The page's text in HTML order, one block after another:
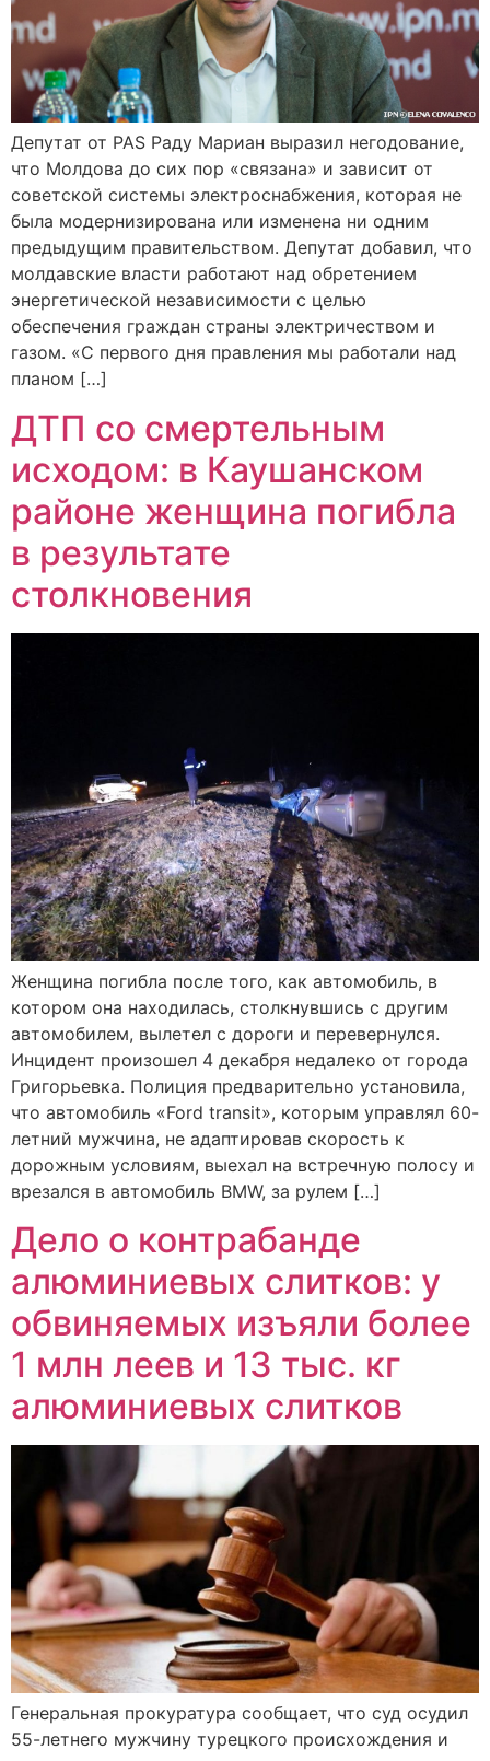
Депутат от PAS Раду Мариан выразил негодование,
что Молдова до сих пор «связана» и зависит от
советской системы электроснабжения, которая не
была модернизирована или изменена ни одним
предыдущим правительством. Депутат добавил, что
молдавские власти работают над обретением
энергетической независимости с целью
обеспечения граждан страны электричеством и
газом. «С первого дня правления мы работали над
планом […]
ДТП со смертельным
исходом: в Каушанском
районе женщина погибла
в результате
столкновения
Женщина погибла после того, как автомобиль, в
котором она находилась, столкнувшись с другим
автомобилем, вылетел с дороги и перевернулся.
Инцидент произошел 4 декабря недалеко от города
Григорьевка. Полиция предварительно установила,
что автомобиль «Ford transit», которым управлял 60-
летний мужчина, не адаптировав скорость к
дорожным условиям, выехал на встречную полосу и
врезался в автомобиль BMW, за рулем […]
Дело о контрабанде
алюминиевых слитков: у
обвиняемых изъяли более
1 млн леев и 13 тыс. кг
алюминиевых слитков
Генеральная прокуратура сообщает, что суд осудил
55-летнего мужчину турецкого происхождения и